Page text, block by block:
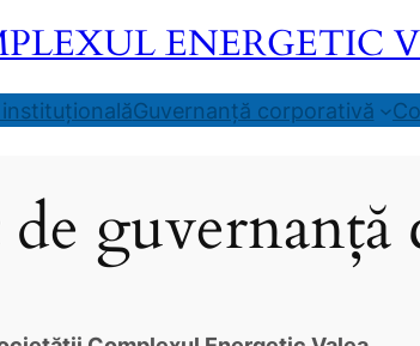
ENERGETIC
Guvernanță corporativă
guvernanță